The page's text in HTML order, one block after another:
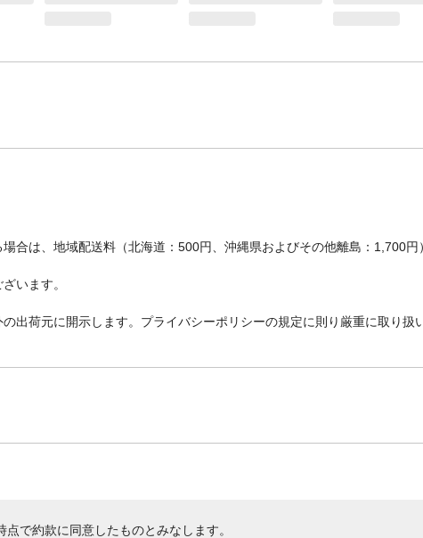
合は、地域配送料（北海道：500円、沖縄県およびその他離島：1,700
います。
出荷元に開示します。プライバシーポリシーの規定に則り厳重に取り扱
で約款に同意したものとみなします。